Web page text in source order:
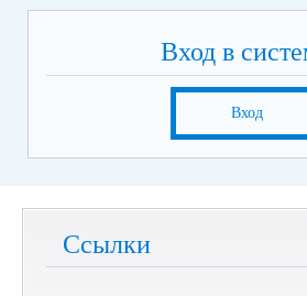
Вход в
Вход
Ссылки